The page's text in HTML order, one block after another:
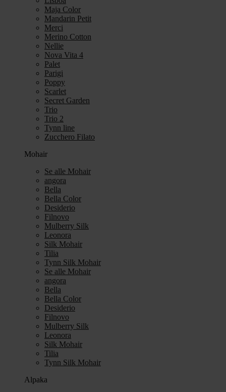
Maja Color
Mandarin Petit
Merci
Merino Cotton
Nellie
Nova Vita 4
Palet
Parigi
Poppy
Scarlet
Secret Garden
Trio
Trio 2
Tynn line
Zucchero Filato
Mohair
Se alle Mohair
angora
Bella
Bella Color
Desiderio
Filnovo
Mulberry Silk
Leonora
Silk Mohair
Tilia
Tynn Silk Mohair
Se alle Mohair
angora
Bella
Bella Color
Desiderio
Filnovo
Mulberry Silk
Leonora
Silk Mohair
Tilia
Tynn Silk Mohair
Alpaka